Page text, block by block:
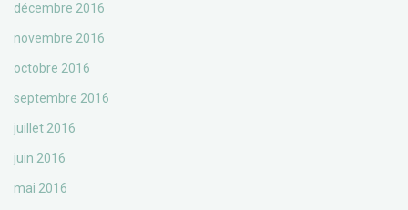
décembre 2016
novembre 2016
octobre 2016
septembre 2016
juillet 2016
juin 2016
mai 2016